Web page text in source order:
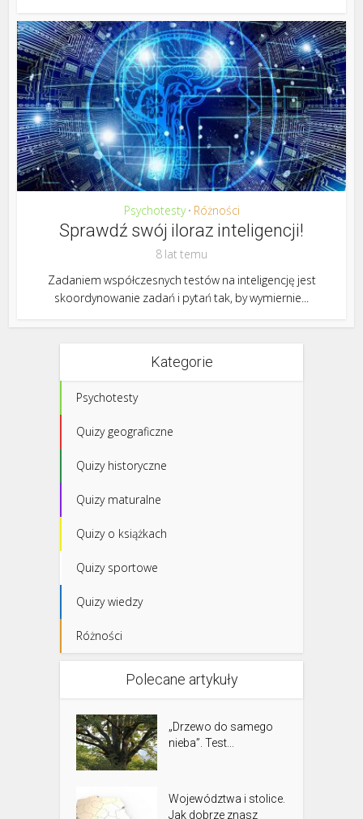
Psychotesty • Różności
Sprawdź swój iloraz inteligencji!
8 lat temu
Zadaniem współczesnych testów na inteligencję jest
skoordynowanie zadań i pytań tak, by wymiernie...
Kategorie
Psychotesty
Quizy geograficzne
Quizy historyczne
Quizy maturalne
Quizy o książkach
Quizy sportowe
Quizy wiedzy
Różności
Polecane artykuły
„Drzewo do samego
nieba”. Test...
Województwa i stolice.
Jak dobrze znasz